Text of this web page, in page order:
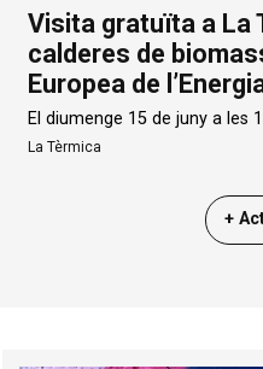
Visita gratuïta a La
calderes de
Europea de
El diumenge 15 de juny a les
La Tèrmica
+